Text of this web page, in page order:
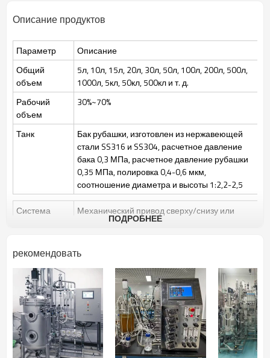
инспекции
Типы обработки
культура бактериальных
Приложение
Бактерии, дрожжи, клеточная
культура, вакцина и т. д.
Объем подачи 30~70%
Система управления
Сосуд из нержавеющей
стали
Стерилизация На сайте
Описание продуктов
Параметр
Описание
Общий
объем
5л, 10л, 15л, 20л, 30л, 50л, 100л, 200л, 500л,
1000л, 5кл, 50кл, 500кл и т. д.
Рабочий
объем
30%~70%
Танк
Бак рубашки, изготовлен из нержавеющей
стали SS316 и SS304, расчетное давление
бака 0,3 МПа, расчетное давление рубашки
0,35 МПа, полировка 0,4-0,6 мкм,
соотношение диаметра и высоты 1:2,2-2,5
Система
Механический привод сверху/снизу или
магнитный привод сверху, 3 регулируемых
Скорость перемешивания: 50~1000 об/
Стерилизация
Ручная стерилизация на месте (SIP),
автоматическое управление программой
является необязательным
Чистый
Очистка на месте (CIP) с помощью
распылительного шара + CIP-очистка
регулирующих клапанов и трубопроводов
ПОДРОБНЕЕ
рекомендовать